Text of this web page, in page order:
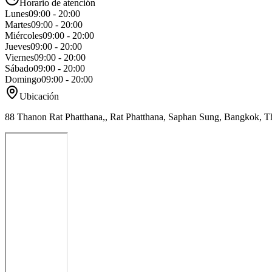
Horario de atención
Lunes09:00 - 20:00
Martes09:00 - 20:00
Miércoles09:00 - 20:00
Jueves09:00 - 20:00
Viernes09:00 - 20:00
Sábado09:00 - 20:00
Domingo09:00 - 20:00
Ubicación
88 Thanon Rat Phatthana,, Rat Phatthana, Saphan Sung, Bangkok,